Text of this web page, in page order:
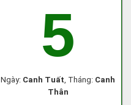
5
Ngày: Canh Tuất, Tháng: Canh
Thân